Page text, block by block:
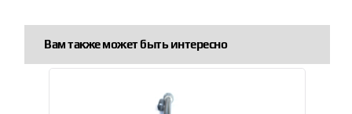
Вам также может быть интересно